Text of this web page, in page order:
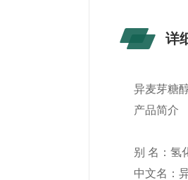
详
异麦芽糖
产品简介
别 名：氢
中文名：